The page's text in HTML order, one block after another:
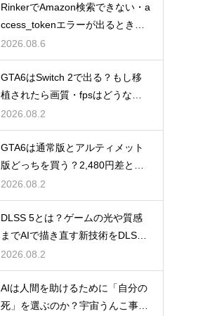
RinkerでAmazon検索できない・a
ccess_tokenエラーが出るときの
直し方【Creators API 3.3】
2026.08.6
GTA6はSwitch 2で出る？もし移
植されたら画質・fpsはどうなる
のか
2026.08.2
GTA6は通常版とアルティメット
版どっちを買う？2,480円差と予
約特典の違い
2026.08.2
DLSS 5とは？ゲームの光や質感
までAIで描き直す新技術をDLSS
4.5と比較
2026.08.2
AIは人間を助けるために「自分の
死」を選ぶのか？宇宙うんこ事件